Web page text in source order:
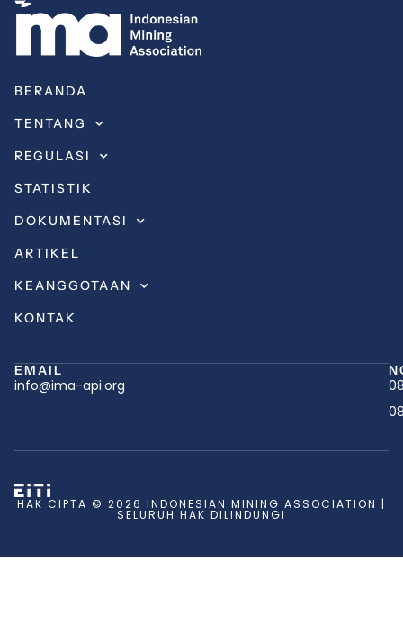
BERANDA
TENTANG
REGULASI
STATISTIK
DOKUMENTASI
ARTIKEL
KEANGGOTAAN
KONTAK
EMAIL
info@ima-api.org
HAK CIPTA © 2026 INDONESIAN MINING ASSOCIATION |
SELURUH HAK DILINDUNGI